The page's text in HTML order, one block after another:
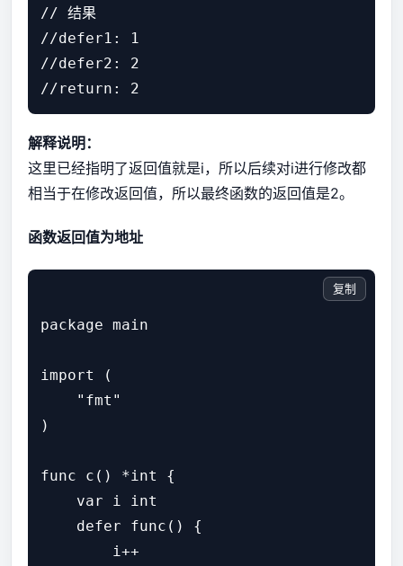
// 结果
//defer1: 1
//defer2: 2
解释说明：
这里已经指明了返回值就是i，所以后续对i进行修改都
相当于在修改返回值，所以最终函数的返回值是2。
函数返回值为地址
package main
import (
    "fmt"
)
func c() *int {
    var i int
    defer func() {
        i++
复制